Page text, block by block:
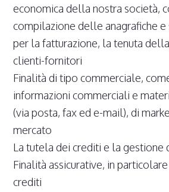
economica della nostra società,
compilazione delle anagrafiche e
per la fatturazione, la tenuta
clienti-fornitori
Finalità di tipo commerciale,
informazioni commerciali e
(via posta, fax ed e-mail), di
mercato
La tutela dei crediti e la gestione
Finalità assicurative, in
crediti